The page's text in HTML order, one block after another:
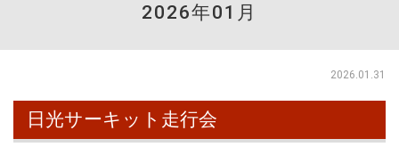
2026年01月
2026.01.31
日光サーキット走行会